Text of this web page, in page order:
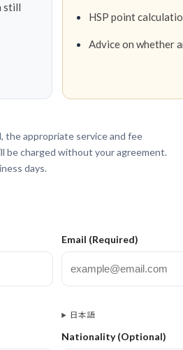
still
HSP point
Advice on whether
the appropriate service and fee
be charged without your agreement.
days.
Email (Required)
日本語
Nationality (Optional)